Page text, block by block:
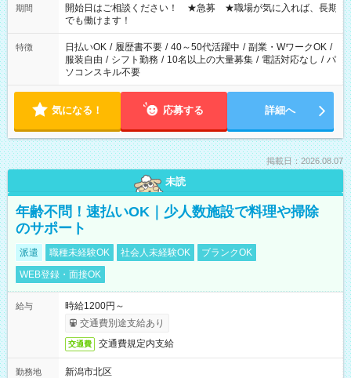
せん ※法令に基づき、週20時間以上勤務は社会保険への加入対
象となります ※労働者派遣法（日雇い派遣の原則禁止）によ
り、短時間・短期間の就業はご案内が難しい場合があります
期間
開始日はご相談ください！ ★急募 ★職場が気に入れば、長期
でも働けます！
特徴 日払いOK / 履歴書不要 / 40～50代活躍中 / 副業・WワークOK /
服装自由 / シフト勤務 / 10名以上の大量募集 / 電話対応なし / パ
ソコンスキル不要
気になる！ 応募する 詳細へ
掲載日：2026.08.07
未読
年齢不問！速払いOK｜少人数施設で料理や掃除
のサポート
派遣 職種未経験OK 社会人未経験OK
ブランクOK
WEB登録・面接OK
給与
時給1200円～
交通費別途支給あり
交通費 交通費規定内支給
勤務地
新潟市北区